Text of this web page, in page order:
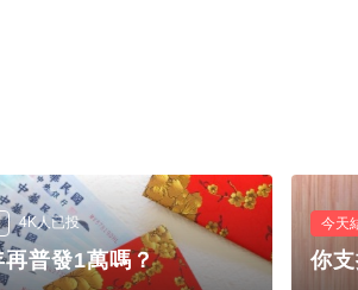
4K人已投
普發1萬嗎？
今天
你